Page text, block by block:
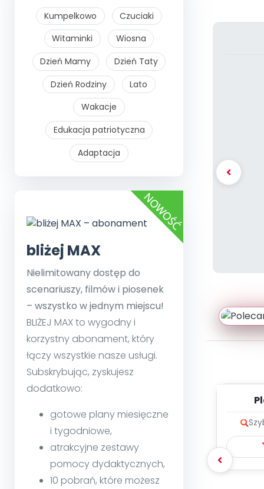
Kumpelkowo
Czuciaki
Witaminki
Wiosna
Dzień Mamy
Dzień Taty
Dzień Rodziny
Lato
Wakacje
Edukacja patriotyczna
Adaptacja
bliżej MAX
Nielimitowany dostęp do
scenariuszy, filmów i piosenek
– wszystko w jednym miejscu!
BLIŻEJ MAX to wygodny i
korzystny abonament, który
łączy wszystkie nasze usługi.
Subskrybując, zyskujesz
dodatkowo:
gotowe plany miesięczne
i tygodniowe,
atrakcyjne zestawy
pomocy dydaktycznych,
10 pobrań, które możesz